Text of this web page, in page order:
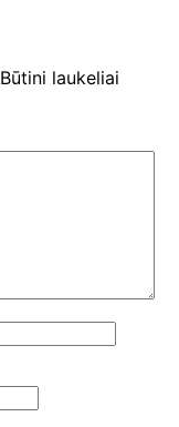
Būtini laukeliai